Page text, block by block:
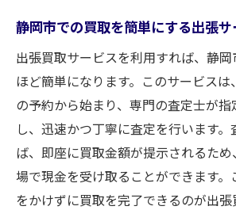
静岡市での買取を簡単にする出張
出張買取サービスを利用すれば、静岡
ほど簡単になります。このサービス
の予約から始まり、専門の査定士が
し、迅速かつ丁寧に査定を行います
ば、即座に買取金額が提示されるた
場で現金を受け取ることができます。
をかけずに買取を完了できるのが出